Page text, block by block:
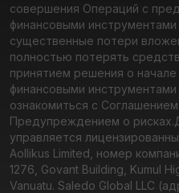
совершения Операций с
финансовыми
существенные потери
полностью потерять
принятием решения о
финансовыми
ознакомиться с
Предупреждением о рисках.
управляется
Aollikus Limited, номер
1276, Govant Building, Kumul
Vanuatu. Saledo Global LLC